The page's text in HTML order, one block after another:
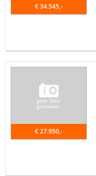
€ 34.545,-
€ 27.950,-